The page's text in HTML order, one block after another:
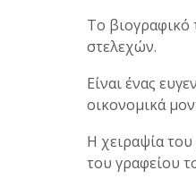
Το βιογραφικό
στελεχών.
Είναι ένας
οικονομικά
Η χειραψία
του γραφείου